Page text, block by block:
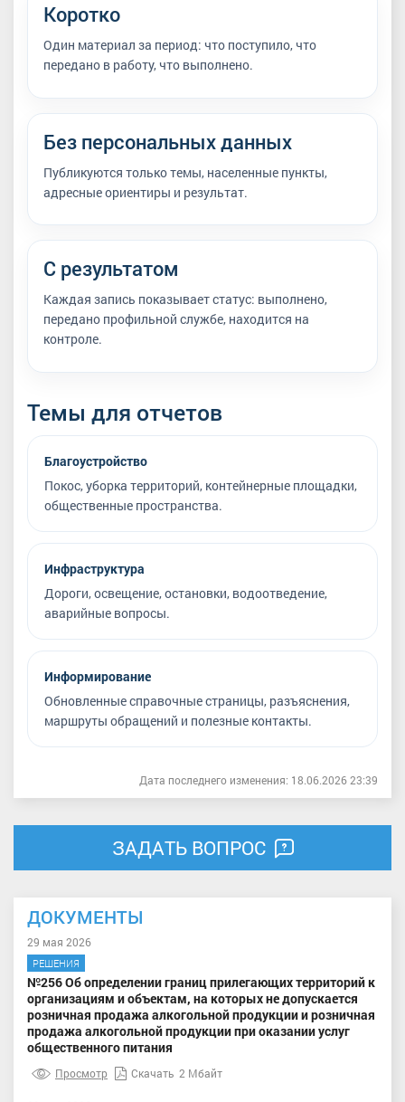
Коротко
Один материал за период: что поступило, что
передано в работу, что выполнено.
Без персональных данных
Публикуются только темы, населенные пункты,
адресные ориентиры и результат.
С результатом
Каждая запись показывает статус: выполнено,
передано профильной службе, находится на
контроле.
Темы для отчетов
Благоустройство
Покос, уборка территорий, контейнерные площадки,
общественные пространства.
Инфраструктура
Дороги, освещение, остановки, водоотведение,
аварийные вопросы.
Информирование
Обновленные справочные страницы, разъяснения,
маршруты обращений и полезные контакты.
Дата последнего изменения: 18.06.2026 23:39
ЗАДАТЬ ВОПРОС
ДОКУМЕНТЫ
29 мая 2026
РЕШЕНИЯ
№256 Об определении границ прилегающих территорий к
организациям и объектам, на которых не допускается
розничная продажа алкогольной продукции и розничная
продажа алкогольной продукции при оказании услуг
общественного питания
Просмотр Скачать 2 Мбайт